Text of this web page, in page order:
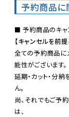
予約商品に
【キャンセルを前
全ての予約商品に
能性がございます。
延期・カット・分
ん。
尚、それでもご予
は、